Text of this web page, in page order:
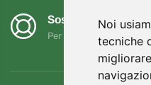
Noi
tecniche
Sosteniamo
Per ogni ordine